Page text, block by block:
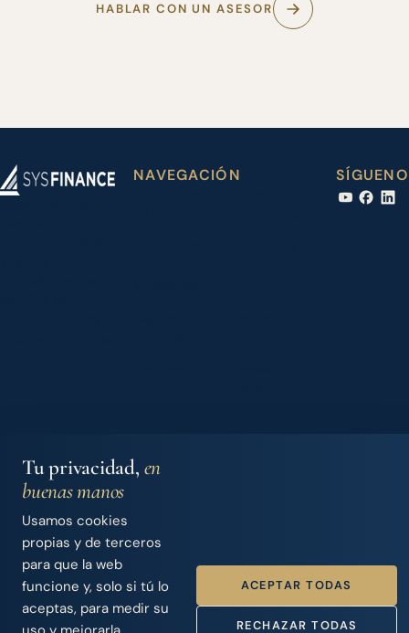
HABLAR CON UN ASESOR
NAVEGACIÓN
© 2026 Iberian Finance Services, S.L.
SYS Finance · Intermediario de Crédito · Nº Registro Banco de
España D744
Aviso legal
Handcrafted byPunk Solutions
Tu privacidad, en
buenas manos
Usamos cookies
propias y de terceros
para que la web
funcione y, solo si tú lo
aceptas, para medir su
ACEPTAR TODAS
RECHAZAR TODAS